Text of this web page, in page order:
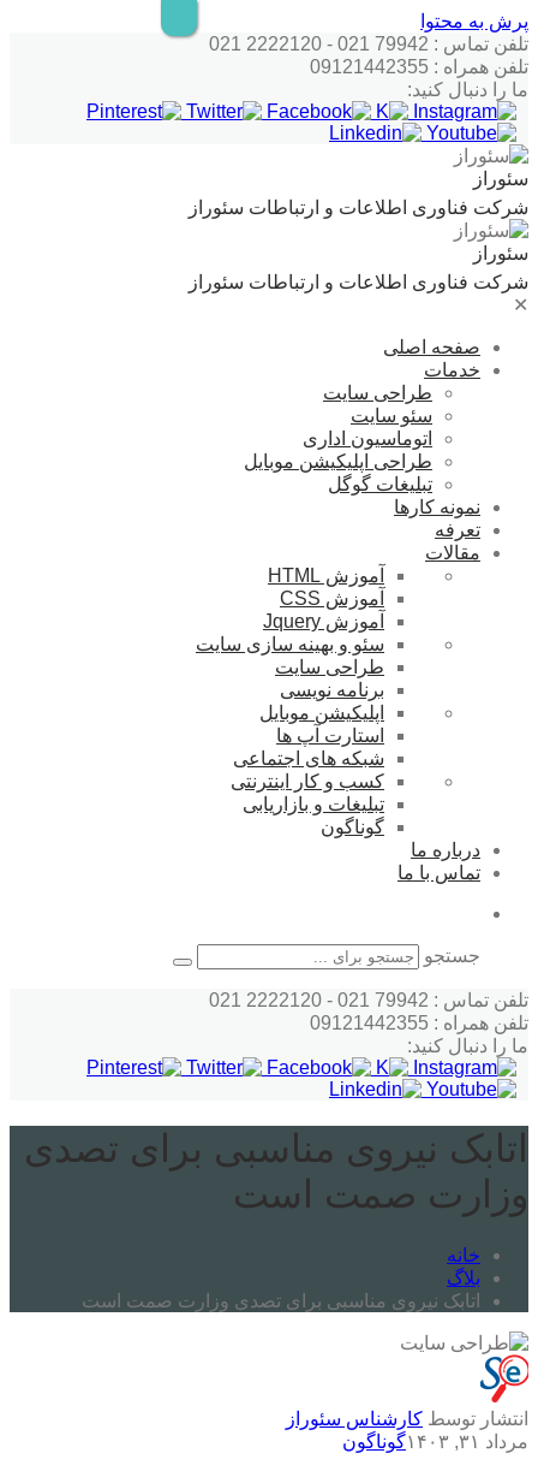
پرش به محتوا
تلفن تماس : 79942 021 - 2222120 021
تلفن همراه : 09121442355
ما را دنبال کنید:
سئوراز
شرکت فناوری اطلاعات و ارتباطات سئوراز
سئوراز
شرکت فناوری اطلاعات و ارتباطات سئوراز
✕
صفحه اصلی
خدمات
طراحی سایت
سئو سایت
اتوماسیون اداری
طراحی اپلیکیشن موبایل
تبلیغات گوگل
نمونه کارها
تعرفه
مقالات
آموزش HTML
آموزش CSS
آموزش Jquery
سئو و بهینه سازی سایت
طراحی سایت
برنامه نویسی
اپلیکیشن موبایل
استارت آپ ها
شبکه های اجتماعی
کسب و کار اینترنتی
تبلیغات و بازاریابی
گوناگون
درباره ما
تماس با ما
جستجو
تلفن تماس : 79942 021 - 2222120 021
تلفن همراه : 09121442355
ما را دنبال کنید:
اتابک نیروی مناسبی برای تصدی
وزارت صمت است
خانه
بلاگ
اتابک نیروی مناسبی برای تصدی وزارت صمت است
انتشار توسط کارشناس سئوراز
مرداد ۳۱, ۱۴۰۳
گوناگون